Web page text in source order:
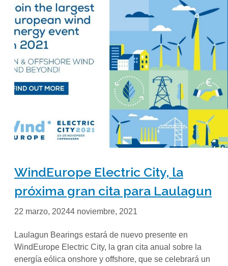
WindEurope Electric City, la
próxima gran cita para Laulagun
22 marzo, 20244 noviembre, 2021
Laulagun Bearings estará de nuevo presente en
WindEurope Electric City, la gran cita anual sobre la
energía eólica onshore y offshore, que se celebrará un